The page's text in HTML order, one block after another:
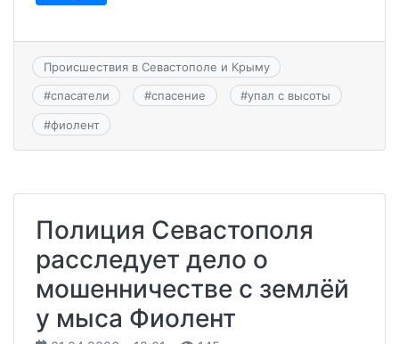
Происшествия в Севастополе и Крыму
#спасатели #спасение #упал с высоты
#фиолент
Полиция Севастополя
расследует дело о
мошенничестве с землёй
у мыса Фиолент